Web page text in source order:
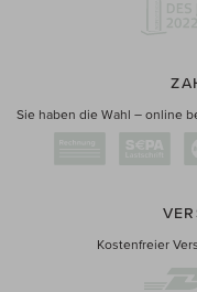
Sie haben die Wahl – online
Kostenfreier